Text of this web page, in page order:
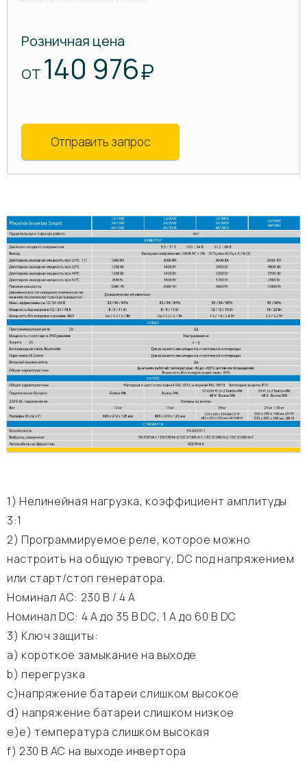
Розничная цена
ОТ 140 976₽
Отправить запрос
1) Нелинейная нагрузка, коэффициент амплитуды
3:1
2) Программируемое реле, которое можно
настроить на общую тревогу, DC под напряжением
или старт/стоп генератора.
Номинал АС: 230 В / 4 A
Номинал DC: 4 A до 35 В DC, 1 A до 60 В DC
3) Ключ защиты:
а) короткое замыкание на выходе
b) перегрузка
c)напряжение батареи слишком высокое
d) напряжение батареи слишком низкое
e)е) температура слишком высокая
f) 230 В АС на выходе инвертора